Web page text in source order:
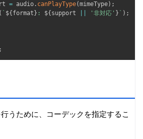
= audio . canPlayType(mimeType) ;
( ` ${ format } : ${ support '非対応' } ` ) ;
;
うために、コーデックを指定するこ